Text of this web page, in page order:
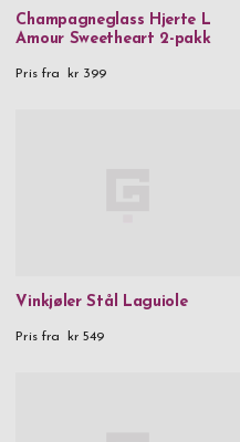
Champagneglass Hjerte L
Amour Sweetheart 2-pakk
Pris fra kr 399
Vinkjøler Stål Laguiole
Pris fra kr 549